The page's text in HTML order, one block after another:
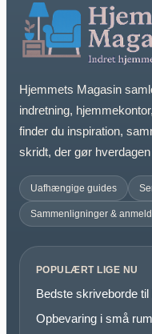
Hjemmets Magasin
indretning,
finder du inspiration,
skridt, der gør
Uafhængige guides
Sammenligninger &
POPULÆRT LIGE NU
Bedste skriveborde
Opbevaring i små